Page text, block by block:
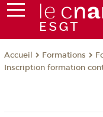
Accueil Formations
Inscription formation